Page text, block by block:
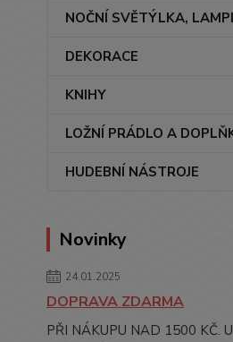
NOČNÍ SVĚTÝLKA,
DEKORACE
KNIHY
LOŽNÍ PRÁDLO A
HUDEBNÍ NÁSTROJE
Novinky
24.01.2025
DOPRAVA ZDARMA
PŘI NÁKUPU NAD 1500 KČ.